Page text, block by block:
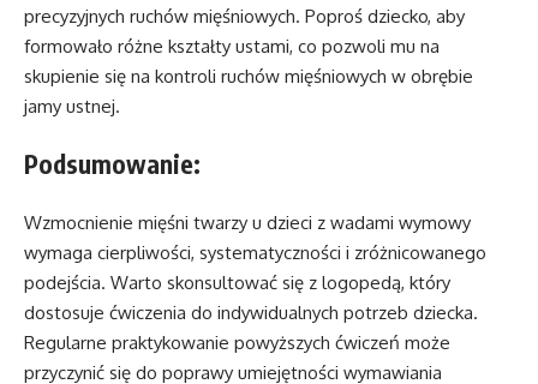
precyzyjnych ruchów mięśniowych. Poproś dziecko, aby
formowało różne kształty ustami, co pozwoli mu na
skupienie się na kontroli ruchów mięśniowych w obrębie
jamy ustnej.
Podsumowanie:
Wzmocnienie mięśni twarzy u dzieci z wadami wymowy
wymaga cierpliwości, systematyczności i zróżnicowanego
podejścia. Warto skonsultować się z logopedą, który
dostosuje ćwiczenia do indywidualnych potrzeb dziecka.
Regularne praktykowanie powyższych ćwiczeń może
przyczynić się do poprawy umiejętności wymawiania